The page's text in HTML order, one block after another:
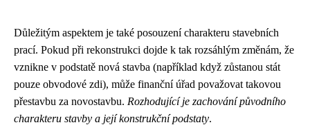
Důležitým aspektem je také posouzení charakteru stavebních
prací. Pokud při rekonstrukci dojde k tak rozsáhlým změnám, že
vznikne v podstatě nová stavba (například když zůstanou stát
pouze obvodové zdi), může finanční úřad považovat takovou
přestavbu za novostavbu. Rozhodující je zachování původního
charakteru stavby a její konstrukční podstaty.